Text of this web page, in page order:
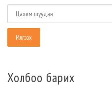
Холбоо барих